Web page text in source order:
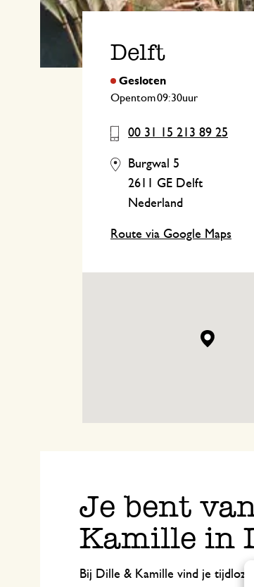
Tafeltextiel
Thee accessoires
Kaarsenhouders
Manden Delft
Opentom uur
00 31 15 213 89 25
Burgwal 5
2611 GE Delft
Nederland
Route via Google Maps
Je bent
Kamille in
Bij Dille & Kamille vind je